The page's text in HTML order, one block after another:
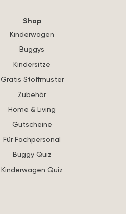
Shop
Kinderwagen
Buggys
Kindersitze
Gratis Stoffmuster
Zubehör
Home & Living
Gutscheine
Für Fachpersonal
Buggy Quiz
Kinderwagen Quiz